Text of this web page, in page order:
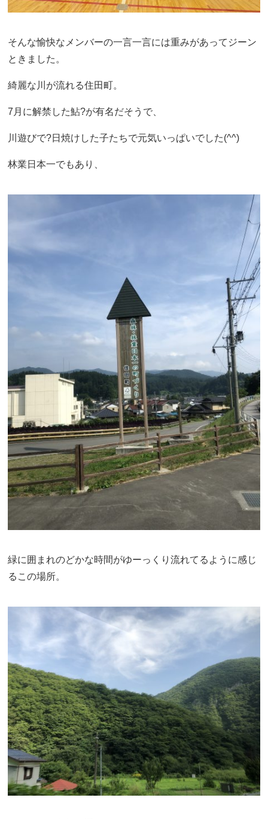
そんな愉快なメンバーの一言一言には重みがあってジーン
ときました。
綺麗な川が流れる住田町。
7月に解禁した鮎?が有名だそうで、
川遊びで?日焼けした子たちで元気いっぱいでした(^^)
林業日本一でもあり、
緑に囲まれのどかな時間がゆーっくり流れてるように感じ
るこの場所。